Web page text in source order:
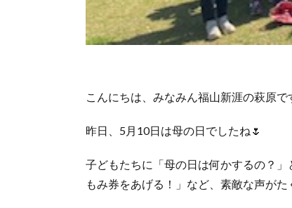
こんにちは、みなみん福山新涯の萩原で
昨日、5月10日は母の日でしたね🌷
子どもたちに「母の日は何かするの？
もみ券をあげる！」など、素敵な声が